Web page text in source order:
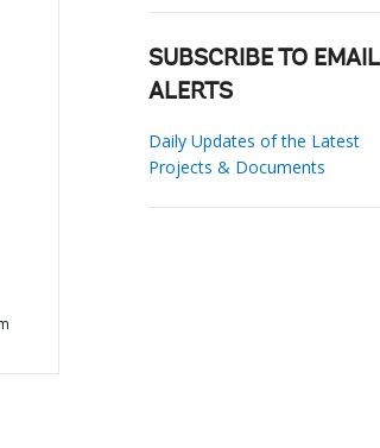
SUBSCRIBE TO EMAIL
ALERTS
Daily Updates of the Latest
Projects & Documents